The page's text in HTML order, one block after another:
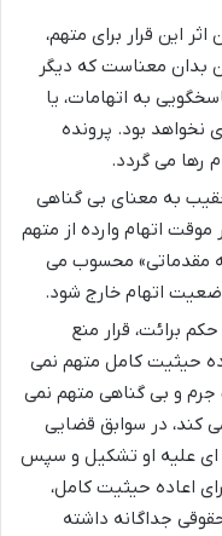
اثر این قرار برای متهم،
بدان معناست که دیگر
به اتهامات، یا
نخواهد بود. پرونده
رها می گردد.
به معنای بی گناهی
اتهام وارده از متهم
مقدماتی» محسوب می
اتهام خارج شود.
برائت، قرار منع
حیثیت کامل متهم نمی
جرم و بی گناهی متهم نمی
کند، در سوابق قضایی
ای علیه او تشکیل و سپس
اعاده حیثیت کامل،
جداگانه داشته